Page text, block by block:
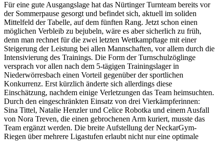
Für eine gute Ausgangslage hat das Nürtinger Turnteam bereits vor
der Sommerpause gesorgt und befindet sich, aktuell im soliden
Mittelfeld der Tabelle, auf dem fünften Rang. Jetzt schon einen
möglichen Verbleib zu bejubeln, wäre es aber sicherlich zu früh,
denn man rechnet für die zwei letzten Wettkampftage mit einer
Steigerung der Leistung bei allen Mannschaften, vor allem durch die
Intensivierung des Trainings. Die Form der Turnschulzöglinge
versprach vor allen nach dem 5-tägigen Trainingslager in
Niederwörresbach einen Vorteil gegenüber der sportlichen
Konkurrenz. Erst kürzlich änderte sich allerdings diese
Einschätzung, nachdem einige Verletzungen das Team heimsuchten.
Durch den eingeschränkten Einsatz von drei Vierkämpferinnen:
Sina Tittel, Natalie Henzler und Celice Robotka und einem Ausfall
von Nora Treven, die einen gebrochenen Arm kuriert, musste das
Team ergänzt werden. Die breite Aufstellung der NeckarGym-
Riegen über mehrere Ligastufen erlaubt nicht nur eine optimale